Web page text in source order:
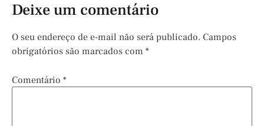
Deixe um comentário
O seu endereço de e-mail não será publicado. Campos
obrigatórios são marcados com *
Comentário *